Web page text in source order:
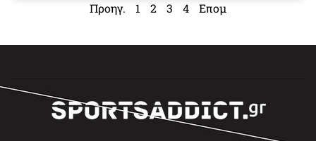
Προηγ. 1 2 3 4 Επομ